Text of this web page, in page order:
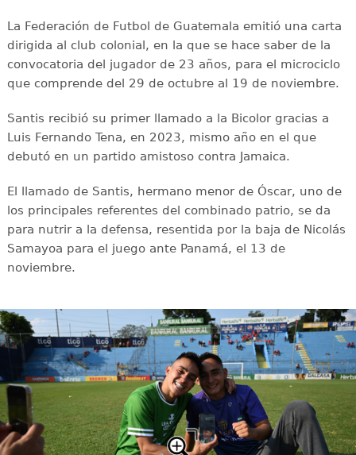
La Federación de Futbol de Guatemala emitió una carta
dirigida al club colonial, en la que se hace saber de la
convocatoria del jugador de 23 años, para el microciclo
que comprende del 29 de octubre al 19 de noviembre.
Santis recibió su primer llamado a la Bicolor gracias a
Luis Fernando Tena, en 2023, mismo año en el que
debutó en un partido amistoso contra Jamaica.
El llamado de Santis, hermano menor de Óscar, uno de
los principales referentes del combinado patrio, se da
para nutrir a la defensa, resentida por la baja de Nicolás
Samayoa para el juego ante Panamá, el 13 de
noviembre.